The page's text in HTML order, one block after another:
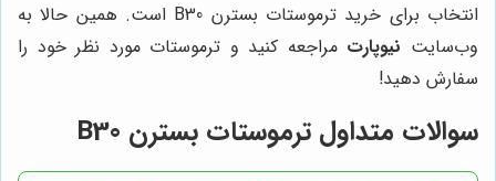
انتخاب برای خرید ترموستات بسترن B30 است. همین حالا به
وب‌سایت نیوپارت مراجعه کنید و ترموستات مورد نظر خود را
سفارش دهید!
سوالات متداول ترموستات بسترن B30